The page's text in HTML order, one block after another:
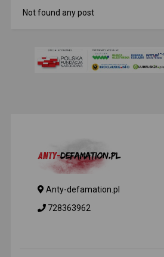
Not found any post
Anty-defamation.pl
728363962